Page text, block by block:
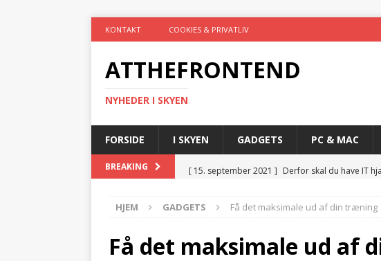
KONTAKT COOKIES & PRIVATLIV
ATTHEFRONTEND
NYHEDER I SKYEN
FORSIDE I SKYEN GADGETS PC & MAC
BREAKING [ 15. september 2021 ] Derfor skal du have IT
[ 19. juli 2021 ] Gør hverdagen nemmere med
[ 19. juli 2021 ]
Trådløs teknologi og det rette
HJEM GADGETS Få det maksimale ud af din træning
Få det maksimale ud af